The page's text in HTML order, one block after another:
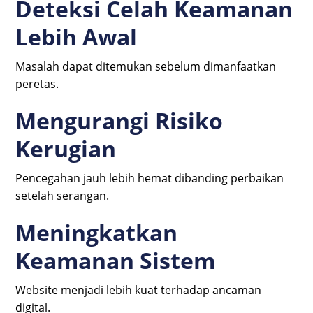
Deteksi Celah Keamanan
Lebih Awal
Masalah dapat ditemukan sebelum dimanfaatkan
peretas.
Mengurangi Risiko
Kerugian
Pencegahan jauh lebih hemat dibanding perbaikan
setelah serangan.
Meningkatkan
Keamanan Sistem
Website menjadi lebih kuat terhadap ancaman
digital.